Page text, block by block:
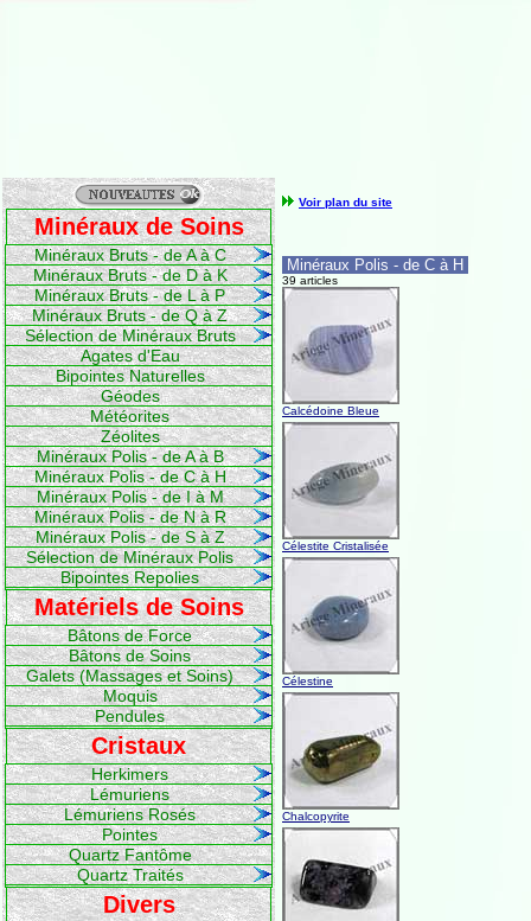
Minéraux de Soins
Minéraux Bruts - de A à C
Minéraux Bruts - de D à K
Minéraux Bruts - de L à P
Minéraux Bruts - de Q à Z
Sélection de Minéraux Bruts
Agates d'Eau
Bipointes Naturelles
Géodes
Météorites
Zéolites
Minéraux Polis - de A à B
Minéraux Polis - de C à H
Minéraux Polis - de I à M
Minéraux Polis - de N à R
Minéraux Polis - de S à Z
Sélection de Minéraux Polis
Bipointes Repolies
Matériels de Soins
Bâtons de Force
Bâtons de Soins
Galets (Massages et Soins)
Moquis
Pendules
Cristaux
Herkimers
Lémuriens
Lémuriens Rosés
Pointes
Quartz Fantôme
Quartz Traités
Divers
Voir plan du site
Minéraux Polis - de C à H
39 articles
Calcédoine Bleue
Célestite Cristalisée
Célestine
Chalcopyrite